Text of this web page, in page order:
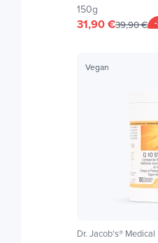
150g
31,90 €39,90 €
Vegan
Dr. Jacob's® Medical